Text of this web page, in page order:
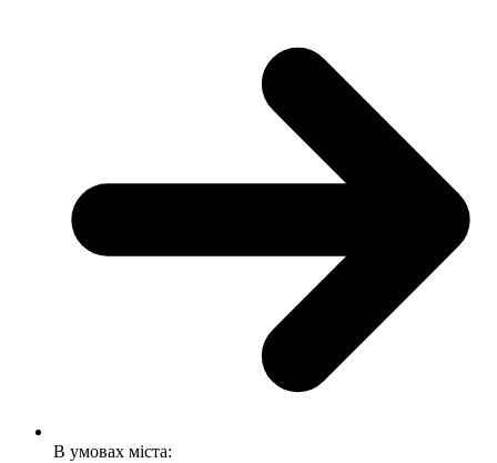
В умовах міста: